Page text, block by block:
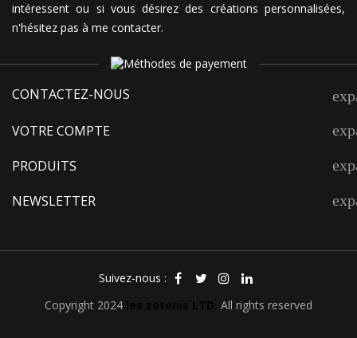
intéressent ou si vous désirez des créations personnalisées,
n'hésitez pas à me contacter.
CONTACTEZ-NOUS
VOTRE COMPTE
PRODUITS
NEWSLETTER
Suivez-nous :
Copyright 2024
All rights reserved